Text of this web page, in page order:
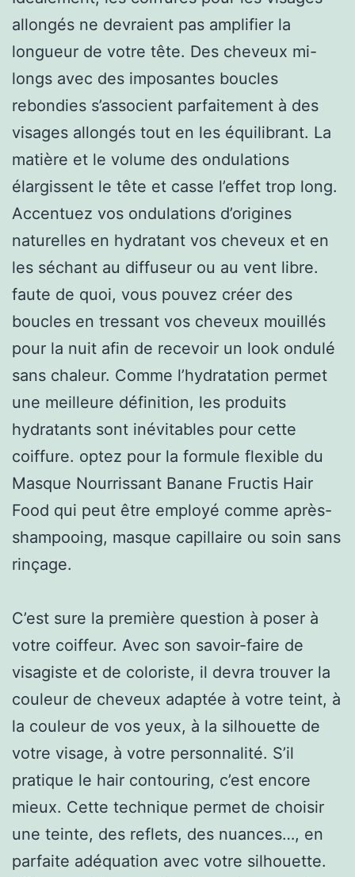
allongés ne devraient pas amplifier la
longueur de votre tête. Des cheveux mi-
longs avec des imposantes boucles
rebondies s’associent parfaitement à des
visages allongés tout en les équilibrant. La
matière et le volume des ondulations
élargissent le tête et casse l’effet trop long.
Accentuez vos ondulations d’origines
naturelles en hydratant vos cheveux et en
les séchant au diffuseur ou au vent libre.
faute de quoi, vous pouvez créer des
boucles en tressant vos cheveux mouillés
pour la nuit afin de recevoir un look ondulé
sans chaleur. Comme l’hydratation permet
une meilleure définition, les produits
hydratants sont inévitables pour cette
coiffure. optez pour la formule flexible du
Masque Nourrissant Banane Fructis Hair
Food qui peut être employé comme après-
shampooing, masque capillaire ou soin sans
rinçage.
C’est sure la première question à poser à
votre coiffeur. Avec son savoir-faire de
visagiste et de coloriste, il devra trouver la
couleur de cheveux adaptée à votre teint, à
la couleur de vos yeux, à la silhouette de
votre visage, à votre personnalité. S’il
pratique le hair contouring, c’est encore
mieux. Cette technique permet de choisir
une teinte, des reflets, des nuances…, en
parfaite adéquation avec votre silhouette.